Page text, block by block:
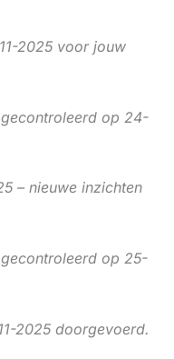
2025 voor jouw
op 24-
– nieuwe inzichten
op 25-
2025 doorgevoerd.